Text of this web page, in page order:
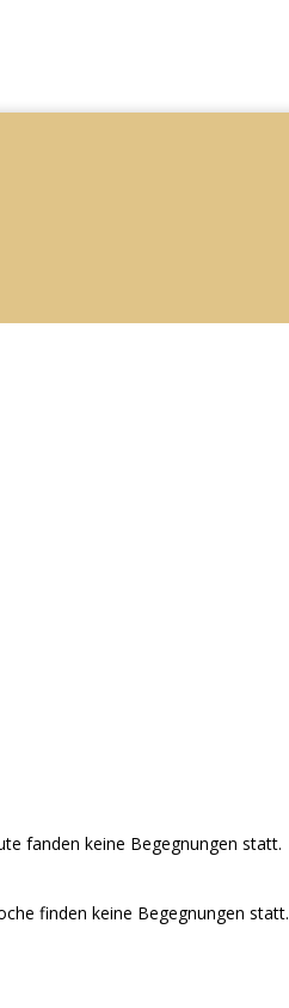
fanden keine Begegnungen statt.
finden keine Begegnungen statt.